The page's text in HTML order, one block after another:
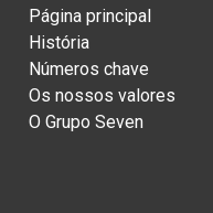
Página principal
História
Números chave
Os nossos valores
O Grupo Seven